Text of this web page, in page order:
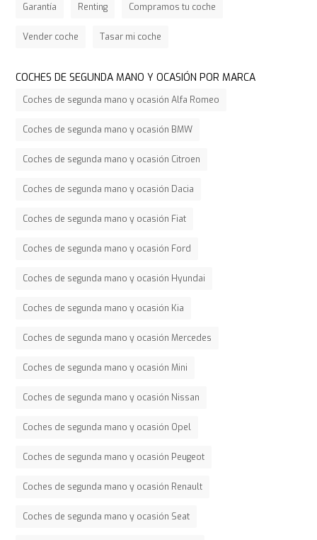
Garantía Renting Compramos tu coche
Vender coche Tasar mi coche
COCHES DE SEGUNDA MANO Y OCASIÓN POR MARCA
Coches de segunda mano y ocasión Alfa Romeo
Coches de segunda mano y ocasión BMW
Coches de segunda mano y ocasión Citroen
Coches de segunda mano y ocasión Dacia
Coches de segunda mano y ocasión Fiat
Coches de segunda mano y ocasión Ford
Coches de segunda mano y ocasión Hyundai
Coches de segunda mano y ocasión Kia
Coches de segunda mano y ocasión Mercedes
Coches de segunda mano y ocasión Mini
Coches de segunda mano y ocasión Nissan
Coches de segunda mano y ocasión Opel
Coches de segunda mano y ocasión Peugeot
Coches de segunda mano y ocasión Renault
Coches de segunda mano y ocasión Seat